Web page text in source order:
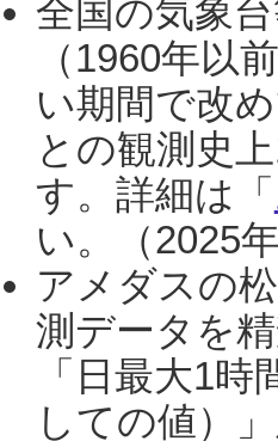
全国の気象
（1960年以
い期間で改
との観測史
す。詳細は「
い。（2025
アメダスの
測データを
「日最大1
しての値）